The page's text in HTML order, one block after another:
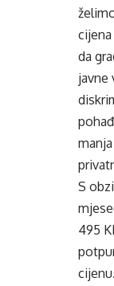
da
javne
S
495